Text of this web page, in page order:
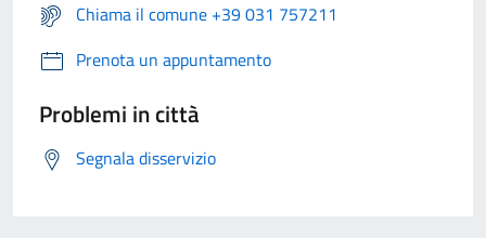
Chiama il comune +39 031 757211
Prenota un appuntamento
Problemi in città
Segnala disservizio